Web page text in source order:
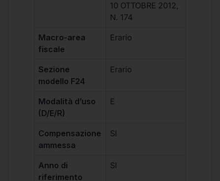
10 OTTOBRE 2012,
N. 174
Macro-area
fiscale
Erario
Sezione
modello F24
Erario
Modalità d’uso
(D/E/R)
E
Compensazione
ammessa
SI
Anno di
riferimento
SI